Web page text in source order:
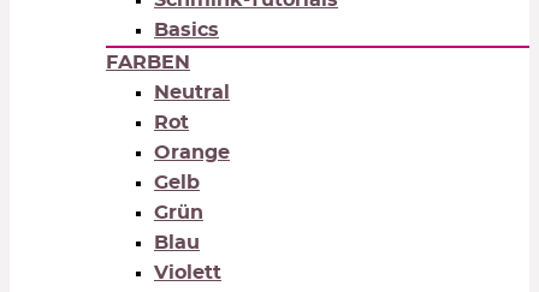
Basics
FARBEN
Neutral
Rot
Orange
Gelb
Grün
Blau
Violett